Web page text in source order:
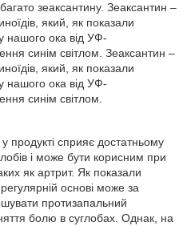
зеаксантину. Зеаксантин –
який, як показали
нашого ока від УФ-
синім світлом. Зеаксантин –
який, як показали
нашого ока від УФ-
синім світлом.
продукті сприяє достатньому
і може бути корисним при
як артрит. Як показали
основі може за
протизапальний
болю в суглобах. Однак, на